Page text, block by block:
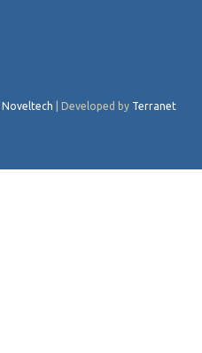
Noveltech | Developed by Terranet